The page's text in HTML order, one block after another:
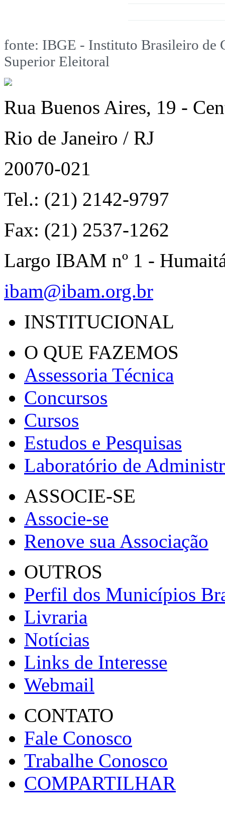
fonte: IBGE - Instituto Brasileiro de
Superior Eleitoral
Rua Buenos Aires, 19 -
Rio de Janeiro / RJ
20070-021
Tel.: (21) 2142-9797
Fax: (21) 2537-1262
Largo IBAM nº 1 -
ibam@ibam.org.br
INSTITUCIONAL
O QUE FAZEMOS
Assessoria Técnica
Concursos
Cursos
Estudos e Pesquisas
Laboratório de
ASSOCIE-SE
Associe-se
Renove sua Associação
OUTROS
Perfil dos Municípios
Livraria
Notícias
Links de Interesse
Webmail
CONTATO
Fale Conosco
Trabalhe Conosco
COMPARTILHAR